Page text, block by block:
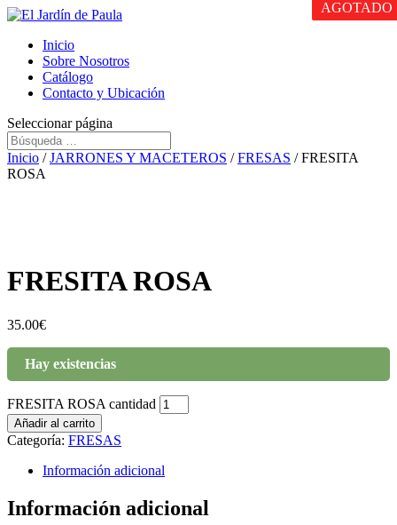
Inicio
Sobre Nosotros
Catálogo
Contacto y Ubicación
Seleccionar página
Inicio /JARRONES Y MACETEROS /FRESAS / FRESITA
ROSA
FRESITA ROSA
35.00€
Hay existencias
FRESITA ROSA cantidad
Añadir al carrito
Categoría: FRESAS
Información adicional
Información adicional
AGOTADO